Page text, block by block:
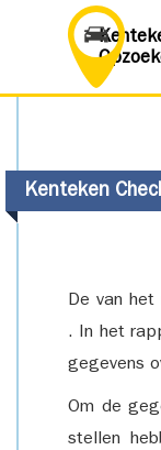
Kenteken
De van
. In het
gegevens
Om de
stellen